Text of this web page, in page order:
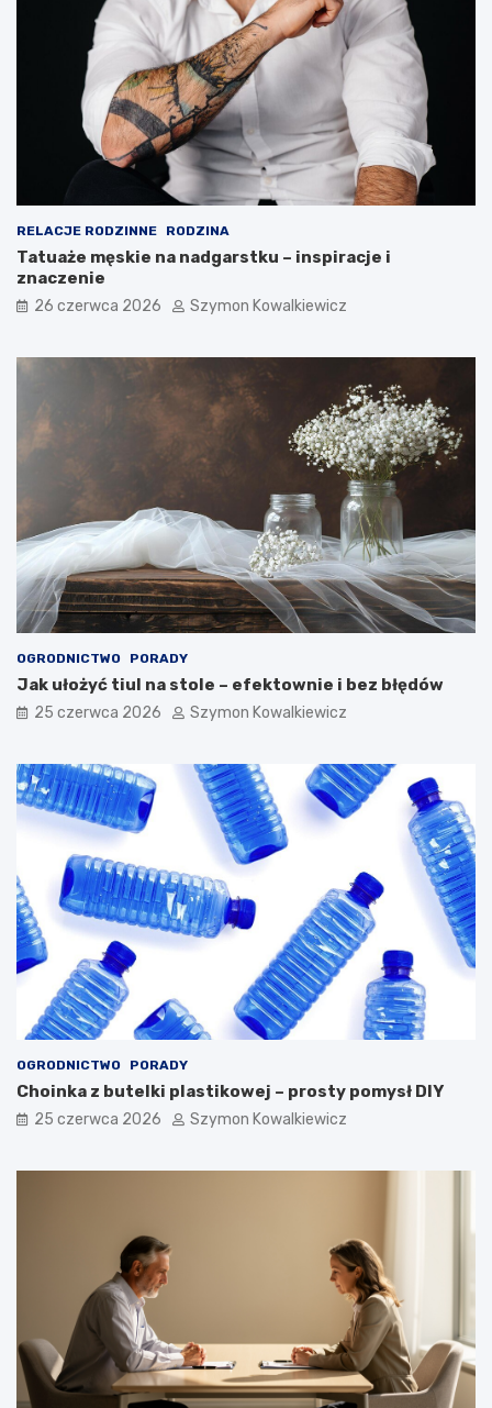
RELACJE RODZINNE RODZINA
Tatuaże męskie na nadgarstku – inspiracje i
znaczenie
26 czerwca 2026 Szymon Kowalkiewicz
OGRODNICTWO PORADY
Jak ułożyć tiul na stole – efektownie i bez błędów
25 czerwca 2026 Szymon Kowalkiewicz
OGRODNICTWO PORADY
Choinka z butelki plastikowej – prosty pomysł DIY
25 czerwca 2026 Szymon Kowalkiewicz